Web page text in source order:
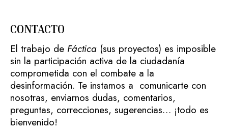
CONTACTO
El trabajo de Fáctica (sus proyectos) es imposible
sin la participación activa de la ciudadanía
comprometida con el combate a la
desinformación. Te instamos a comunicarte con
nosotras, enviarnos dudas, comentarios,
preguntas, correcciones, sugerencias… ¡todo es
bienvenido!